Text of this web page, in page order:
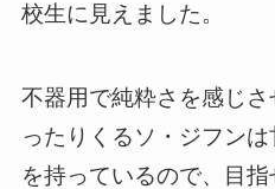
校生に見えました。
不器用で純粋さを感じ
ったりくるソ・ジフン
を持っているので、目